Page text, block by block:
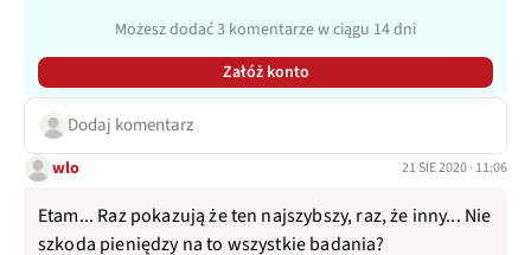
Możesz dodać 3 komentarze w ciągu 14 dni
Załóż konto
Dodaj komentarz
wlo 21 SIE 2020 · 11:06
Etam... Raz pokazują że ten najszybszy, raz, że inny... Nie
szkoda pieniędzy na to wszystkie badania?